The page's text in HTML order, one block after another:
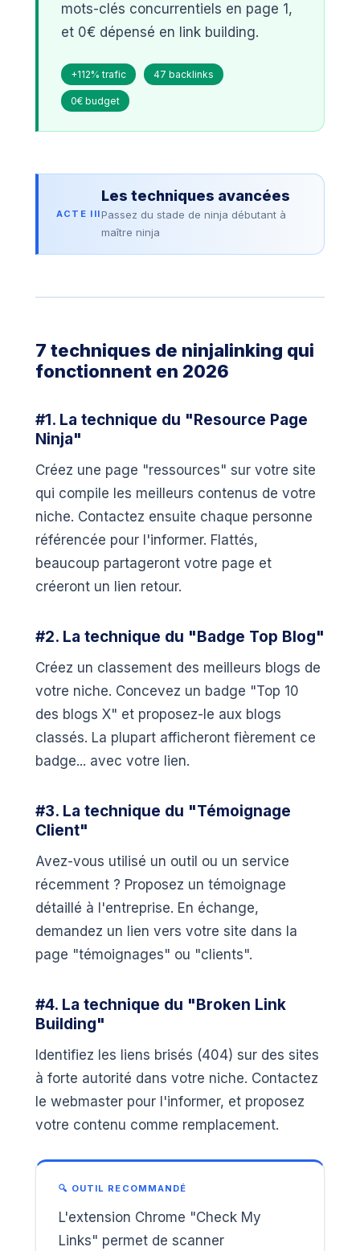
mots-clés concurrentiels en page 1,
et 0€ dépensé en link building.
+112% trafic 47 backlinks
0€ budget
ACTE III
Les techniques avancées
Passez du stade de ninja débutant à
maître ninja
7 techniques de ninjalinking qui
fonctionnent en 2026
#1. La technique du "Resource Page
Ninja"
Créez une page "ressources" sur votre site
qui compile les meilleurs contenus de votre
niche. Contactez ensuite chaque personne
référencée pour l'informer. Flattés,
beaucoup partageront votre page et
créeront un lien retour.
#2. La technique du "Badge Top Blog"
Créez un classement des meilleurs blogs de
votre niche. Concevez un badge "Top 10
des blogs X" et proposez-le aux blogs
classés. La plupart afficheront fièrement ce
badge... avec votre lien.
#3. La technique du "Témoignage
Client"
Avez-vous utilisé un outil ou un service
récemment ? Proposez un témoignage
détaillé à l'entreprise. En échange,
demandez un lien vers votre site dans la
page "témoignages" ou "clients".
#4. La technique du "Broken Link
Building"
Identifiez les liens brisés (404) sur des sites
à forte autorité dans votre niche. Contactez
le webmaster pour l'informer, et proposez
votre contenu comme remplacement.
🔍 OUTIL RECOMMANDÉ
L'extension Chrome "Check My
Links" permet de scanner